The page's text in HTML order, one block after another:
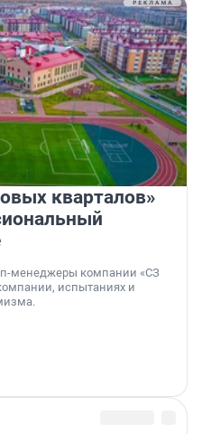
кварталов»
менеджеры компании «СЗ
испытаниях и